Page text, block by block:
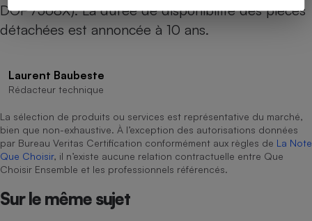
DOP7568X). La durée de disponibilité des pièces
détachées est annoncée à 10 ans.
Laurent Baubeste
Rédacteur technique
La sélection de produits ou services est représentative du marché,
bien que non-exhaustive. À l’exception des autorisations données
par Bureau Veritas Certification conformément aux règles de La Note
Que Choisir, il n’existe aucune relation contractuelle entre Que
Choisir Ensemble et les professionnels référencés.
Sur le même sujet